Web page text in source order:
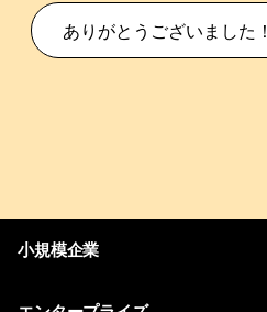
ありがとうございました！
小規模企業